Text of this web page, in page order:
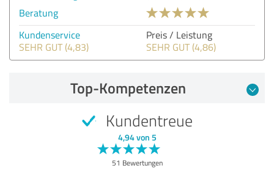
Beratung
Kundenservice
SEHR GUT (4,83)
Preis / Leistung
SEHR GUT (4,86)
Top-Kompetenzen
Kundentreue
4,94 von 5
51 Bewertungen